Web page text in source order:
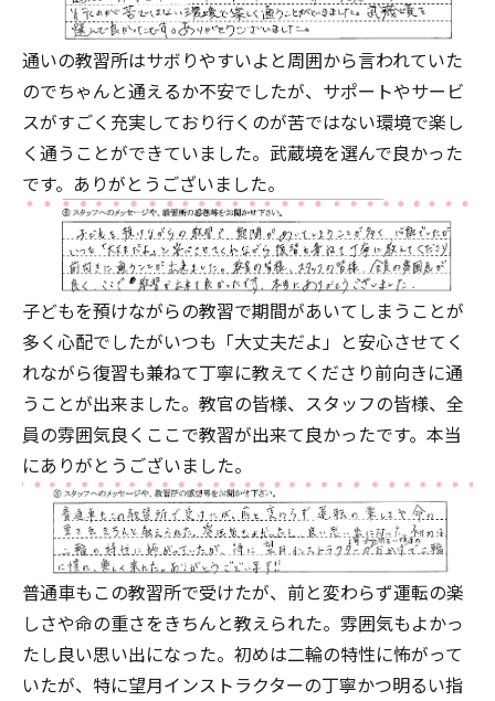
通いの教習所はサボりやすいよと周囲から言われていた
のでちゃんと通えるか不安でしたが、サポートやサービ
スがすごく充実しており行くのが苦ではない環境で楽し
く通うことができていました。武蔵境を選んで良かった
です。ありがとうございました。
子どもを預けながらの教習で期間があいてしまうことが
多く心配でしたがいつも「大丈夫だよ」と安心させてく
れながら復習も兼ねて丁寧に教えてくださり前向きに通
うことが出来ました。教官の皆様、スタッフの皆様、全
員の雰囲気良くここで教習が出来て良かったです。本当
にありがとうございました。
普通車もこの教習所で受けたが、前と変わらず運転の楽
しさや命の重さをきちんと教えられた。雰囲気もよかっ
たし良い思い出になった。初めは二輪の特性に怖がって
いたが、特に望月インストラクターの丁寧かつ明るい指